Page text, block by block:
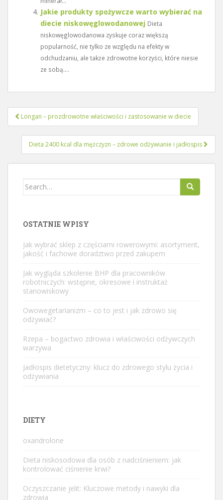
Jakie produkty spożywcze warto wybierać na
diecie niskowęglowodanowej Dieta
niskowęglowodanowa zyskuje coraz większą
popularność, nie tylko ze względu na efekty w
odchudzaniu, ale także zdrowotne korzyści, które niesie
ze sobą....
Nawigacja
wpisu
Longan – prozdrowotne właściwości i zastosowanie w diecie
Dieta 2400 kcal dla mężczyzn – zdrowe odżywianie i jadłospis
Search
OSTATNIE WPISY
Jak wybrać sklep z częściami rowerowymi: asortyment,
jakość i fachowe doradztwo przed zakupem
Jak wygląda szkolenie BHP dla pracowników
robotniczych: wstępne, okresowe i instruktaż
stanowiskowy
Owowegetarianizm – co to jest i jak zdrowo się
odżywiać?
Rzepa – bogactwo zdrowia i właściwości odżywczych
warzywa
Jadłospis dietetyczny: klucz do zdrowego stylu życia i
odżywiania
DIETY
oxandrolone
Dieta niskosodowa dla osób z nadciśnieniem: jak
kontrolować ciśnienie krwi?
Oczyszczanie jelit: Kluczowe metody i nawyki dla
zdrowia